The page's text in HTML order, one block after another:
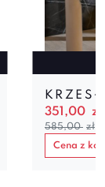
351,00 zł
585,00 zł
Cena z